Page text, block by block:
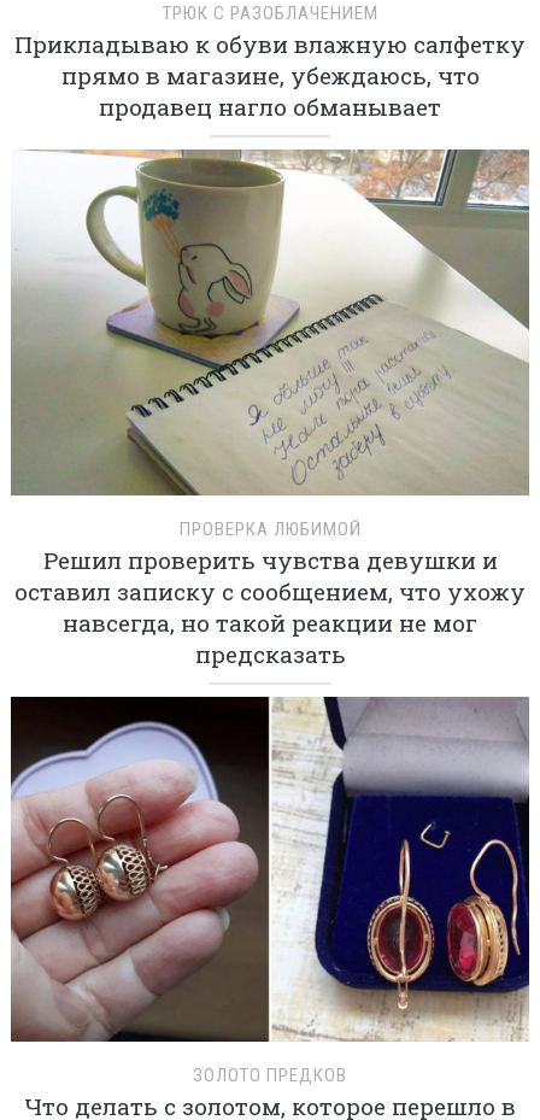
ТРЮК С РАЗОБЛАЧЕНИЕМ
Прикладываю к обуви влажную салфетку
прямо в магазине, убеждаюсь, что
продавец нагло обманывает
ПРОВЕРКА ЛЮБИМОЙ
Решил проверить чувства девушки и
оставил записку с сообщением, что ухожу
навсегда, но такой реакции не мог
предсказать
ЗОЛОТО ПРЕДКОВ
Что делать с золотом, которое перешло в